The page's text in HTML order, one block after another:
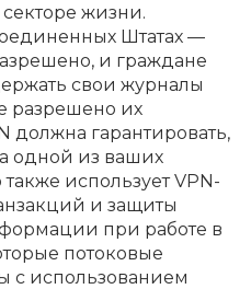
жизни.
Штатах —
и граждане
свои журналы
разрешено их
должна гарантировать,
одной из ваших
использует VPN-
и защиты
при работе в
потоковые
с использованием